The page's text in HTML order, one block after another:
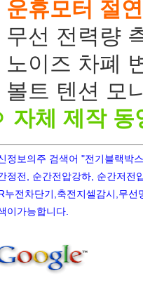
운휴모터 절
무선 전력량
노이즈 차폐
볼트 텐션 모
자체 제작
정보의주 검색어 "전기블랙박
정전, 순간전압강하, 순간저전
누전차단기,축전지셀감시,무
이가능합니다.